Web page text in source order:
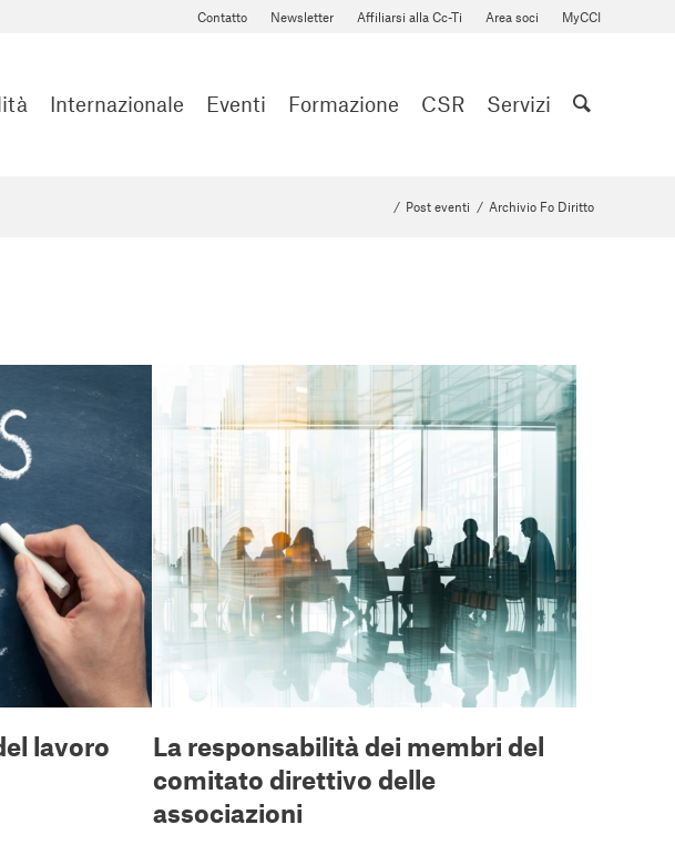
Contatto Newsletter Affiliarsi alla Cc-Ti Area soci MyCCI
Internazionale Eventi Formazione CSR Servizi
/ Post eventi / Archivio Fo Diritto
lavoro
La responsabilità dei membri del
comitato direttivo delle
associazioni